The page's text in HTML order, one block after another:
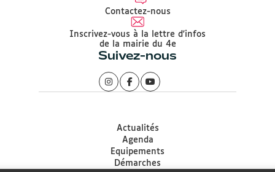
Contactez-nous
Inscrivez-vous à la lettre d'infos
de la mairie du 4e
Suivez-nous
Actualités
Agenda
Equipements
Démarches